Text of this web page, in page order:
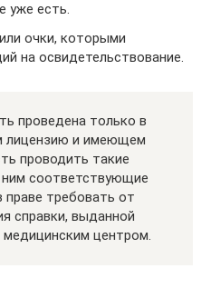
уже есть.
очки, которыми
на освидетельствование.
проведена только в
лицензию и имеющем
проводить такие
соответствующие
требовать от
справки, выданной
центром.